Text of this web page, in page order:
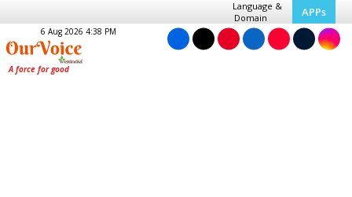
Language &
Domain
APPs
6 Aug 2026 4:38 PM